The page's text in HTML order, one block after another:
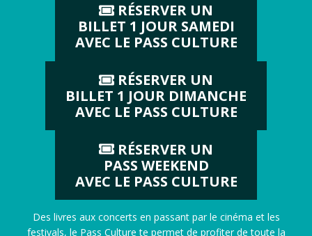
RÉSERVER UN
BILLET 1 JOUR SAMEDI
AVEC LE PASS CULTURE
RÉSERVER UN
BILLET 1 JOUR DIMANCHE
AVEC LE PASS CULTURE
RÉSERVER UN
PASS WEEKEND
AVEC LE PASS CULTURE
Des livres aux concerts en passant par le cinéma et les
festivals, le Pass Culture te permet de profiter de toute la